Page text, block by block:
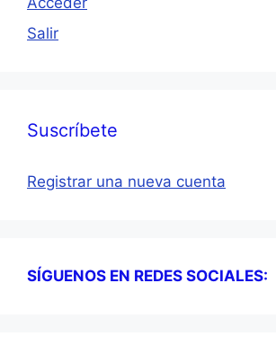
Salir
Suscríbete
Registrar una nueva cuenta
SÍGUENOS EN REDES SOCIALES: